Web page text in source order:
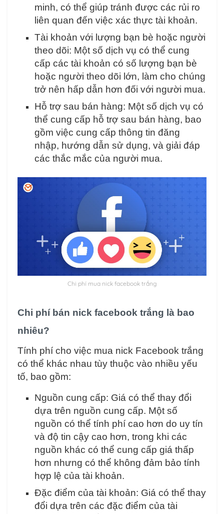
minh, có thể giúp tránh được các rủi ro
liên quan đến việc xác thực tài khoản.
Tài khoản với lượng bạn bè hoặc người
theo dõi: Một số dịch vụ có thể cung
cấp các tài khoản có số lượng bạn bè
hoặc người theo dõi lớn, làm cho chúng
trở nên hấp dẫn hơn đối với người mua.
Hỗ trợ sau bán hàng: Một số dịch vụ có
thể cung cấp hỗ trợ sau bán hàng, bao
gồm việc cung cấp thông tin đăng
nhập, hướng dẫn sử dụng, và giải đáp
các thắc mắc của người mua.
Chi phí mua nick facebook trắng
Chi phí bán nick facebook trắng là bao
nhiêu?
Tính phí cho việc mua nick Facebook trắng
có thể khác nhau tùy thuộc vào nhiều yếu
tố, bao gồm:
Nguồn cung cấp: Giá có thể thay đổi
dựa trên nguồn cung cấp. Một số
nguồn có thể tính phí cao hơn do uy tín
và độ tin cậy cao hơn, trong khi các
nguồn khác có thể cung cấp giá thấp
hơn nhưng có thể không đảm bảo tính
hợp lệ của tài khoản.
Đặc điểm của tài khoản: Giá có thể thay
đổi dựa trên các đặc điểm của tài